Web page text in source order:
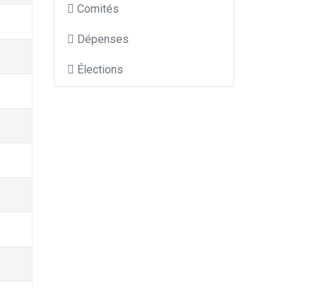
Comités
Dépenses
Élections